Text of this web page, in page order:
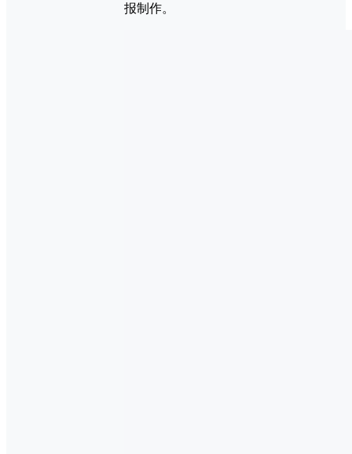
报制作。